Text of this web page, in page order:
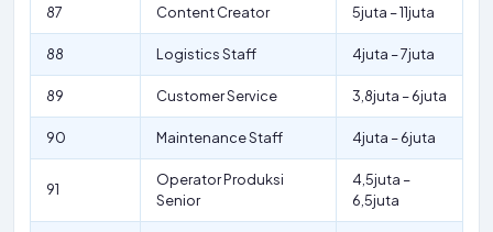
87 Content Creator 5juta – 11juta
88 Logistics Staff 4juta – 7juta
89 Customer Service 3,8juta – 6juta
90 Maintenance Staff 4juta – 6juta
91
Operator Produksi
Senior
4,5juta –
6,5juta